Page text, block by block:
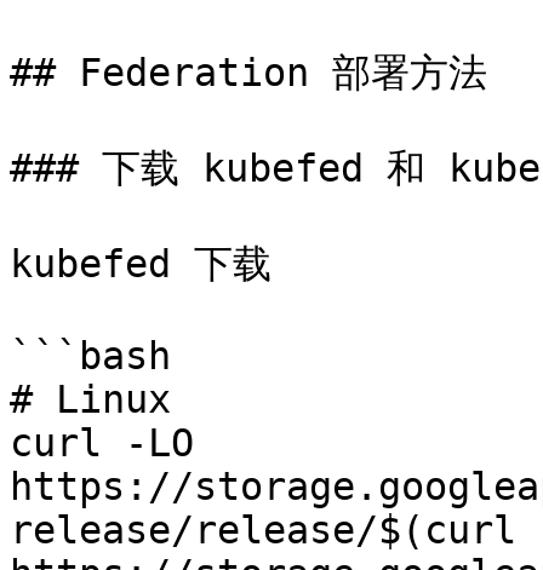
## Federation 部署方法
### 下载 kubefed 和
kubefed 下载
```bash
# Linux
curl -LO
https://
release/release/$(curl